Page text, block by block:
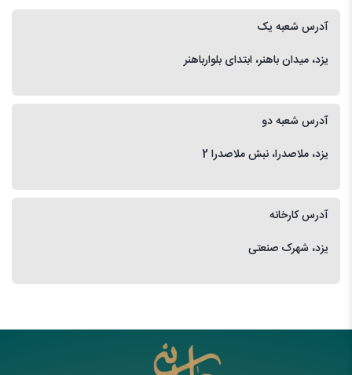
آدرس شعبه یک
یزد، میدان باهنر، ابتدای بلوارباهنر
آدرس شعبه دو
یزد، ملاصدرا، نبش ملاصدرا 2
آدرس کارخانه
یزد، شهرک صنعتی